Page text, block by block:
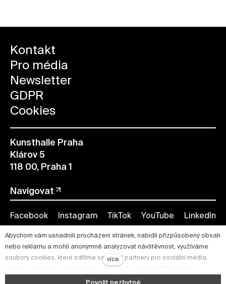
Kontakt
Pro média
Newsletter
GDPR
Cookies
Kunsthalle Praha
Klárov 5
118 00, Praha 1
Navigovat
Facebook Instagram TikTok YouTube LinkedIn
Abychom vám usnadnili procházení stránek, nabídli přizpůsobený obsah
nebo reklamu a mohli anonymně analyzovat návštěvnost, využíváme
soubory cookies, které sdílíme se svými partnery pro sociální média,
cookies" a kdykoliv jej můžete změnit v patičce webu. Podrobnější
více
Povolit nezbytné